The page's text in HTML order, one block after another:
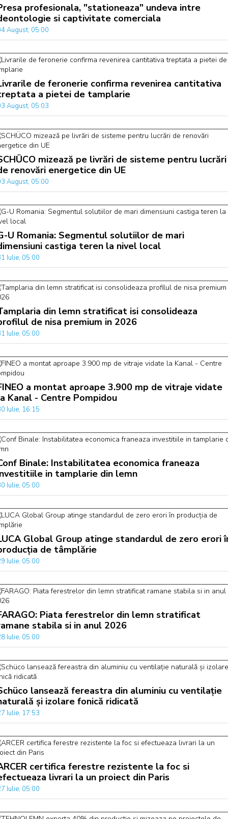
profesionala, "stationeaza" undeva intre
si captivitate comerciala
August, 05:00
de feronerie confirma revenirea cantitativa
a pietei de tamplarie
August, 05:03
mizează pe livrări de sisteme pentru lucrări
renovări energetice din UE
August, 05:00
U Romania: Segmentul solutiilor de mari
castiga teren la nivel local
Iulie, 05:00
din lemn stratificat isi consolideaza
de nisa premium in 2026
Iulie, 05:00
a montat aproape 3.900 mp de vitraje vidate
Kanal - Centre Pompidou
Iulie, 16:15
Binale: Instabilitatea economica franeaza
in tamplarie din lemn
Iulie, 05:00
Global Group atinge standardul de zero erori
de tâmplărie
Iulie, 05:00
Piata ferestrelor din lemn stratificat
stabila si in anul 2026
Iulie, 05:00
lansează fereastra din aluminiu cu ventilație
și izolare fonică ridicată
Iulie, 17:53
certifica ferestre rezistente la foc si
livrari la un proiect din Paris
Iulie, 05:00